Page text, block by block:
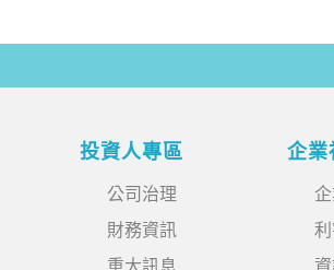
投資人專區
公司治理
財務資訊
重大訊息
企業